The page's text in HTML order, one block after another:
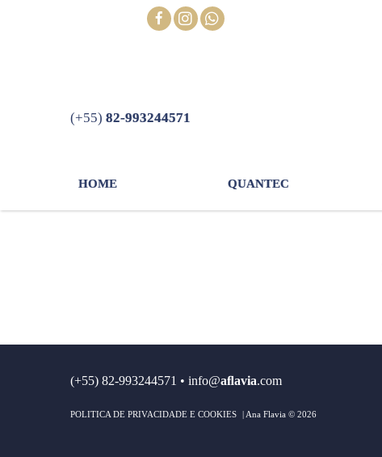
(+55) 82-993244571
HOME QUANTEC
(+55) 82-993244571 • info@aﬂavia.com
POLITICA DE PRIVACIDADE E COOKIES | Ana Flavia © 2026